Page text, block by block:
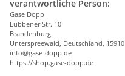
verantwortliche Person:
Gase Dopp
Lübbener Str. 10
Brandenburg
Unterspreewald, Deutschland, 15910
info@gase-dopp.de
https://shop.gase-dopp.de